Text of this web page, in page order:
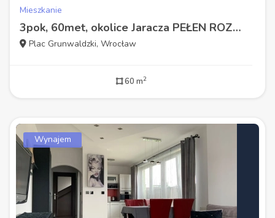
Mieszkanie
3pok, 60met, okolice Jaracza PEŁEN ROZKŁAD/BALKON/PIWNICA (Wrocław)
Plac Grunwaldzki, Wrocław
60 m2
Wynajem